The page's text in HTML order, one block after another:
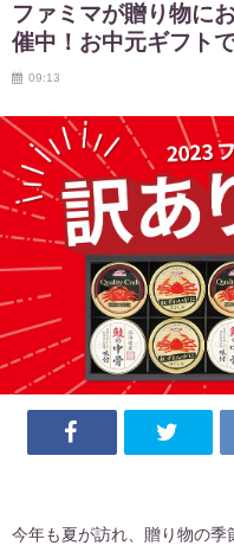
ファミマが贈り物に
催中！お中元ギフト
09:13
今年も夏が訪れ、贈り物の季